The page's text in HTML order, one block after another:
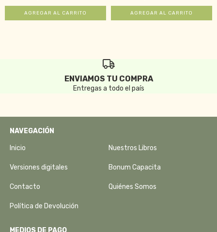
ENVIAMOS TU COMPRA
Entregas a todo el país
NAVEGACIÓN
Inicio Nuestros Libros
Versiones digitales Bonum Capacita
Contacto Quiénes Somos
Política de Devolución
MEDIOS DE PAGO